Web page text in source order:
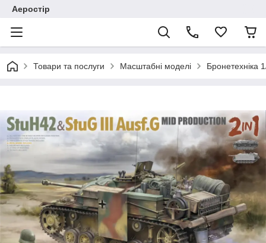
Аеростір
Товари та послуги Масштабні моделі Бронетехніка